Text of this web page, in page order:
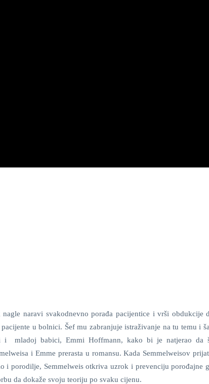
naravi svakodnevno porađa pacijentice i vrši obdukcije
u bolnici. Šef mu zabranjuje istraživanje na tu temu i
i mladoj babici, Emmi Hoffmann, kako bi je natjerao da
i Emme prerasta u romansu. Kada Semmelweisov
porodilje, Semmelweis otkriva uzrok i prevenciju porođajne
da dokaže svoju teoriju po svaku cijenu.